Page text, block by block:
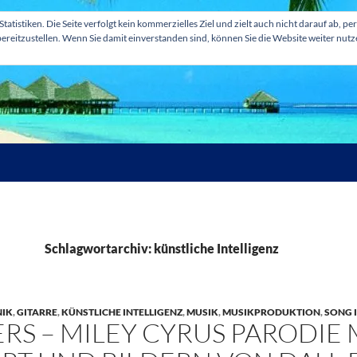
Schlagwortarchiv: künstliche Intelligenz
,GITARRE,KÜNSTLICHE INTELLIGENZ,MUSIK,MUSIKPRODUKTION,SONG
– MILEY CYRUS PARODIE
Die Seite verfolgt kein kommerzielles Ziel und zielt auch nicht darauf ab,
Wenn Sie damit einverstanden sind, können Sie die Website weiter